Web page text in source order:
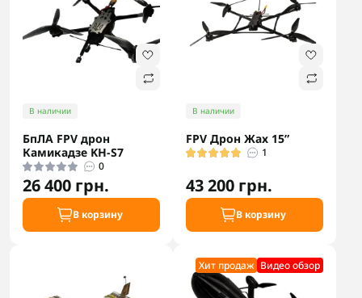
В наличии
БпЛА FPV дрон
Камикадзе KH-S7
0
26 400 грн.
В корзину
В наличии
FPV Дрон Жах 15”
1
43 200 грн.
В корзину
Хит продаж Видео обзор